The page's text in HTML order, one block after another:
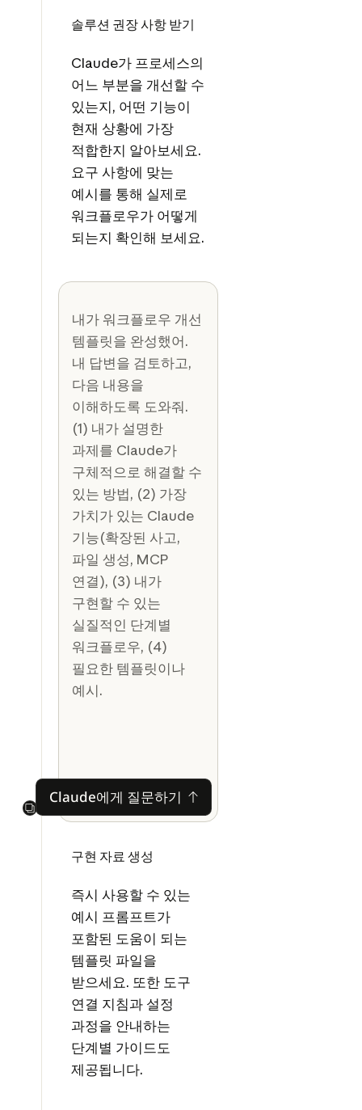
솔루션 권장 사항 받기
Claude가 프로세스의
어느 부분을 개선할 수
있는지, 어떤 기능이
현재 상황에 가장
적합한지 알아보세요.
요구 사항에 맞는
예시를 통해 실제로
워크플로우가 어떻게
되는지 확인해 보세요.
내가 워크플로우 개선
템플릿을 완성했어.
내 답변을 검토하고,
다음 내용을
이해하도록 도와줘.
(1) 내가 설명한
과제를 Claude가
구체적으로 해결할 수
있는 방법, (2) 가장
가치가 있는 Claude
기능(확장된 사고,
파일 생성, MCP
연결), (3) 내가
구현할 수 있는
실질적인 단계별
워크플로우, (4)
필요한 템플릿이나
예시.
Next
Claude에게 질문하기Claude에게 질문하기
구현 자료 생성
즉시 사용할 수 있는
예시 프롬프트가
포함된 도움이 되는
템플릿 파일을
받으세요. 또한 도구
연결 지침과 설정
과정을 안내하는
단계별 가이드도
제공됩니다.